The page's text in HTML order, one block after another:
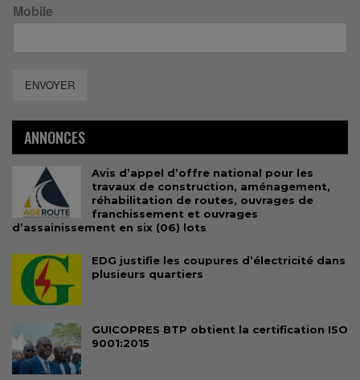
Mobile
ENVOYER
ANNONCES
Avis d’appel d’offre national pour les
travaux de construction, aménagement,
réhabilitation de routes, ouvrages de
franchissement et ouvrages
d’assainissement en six (06) lots
EDG justifie les coupures d’électricité dans
plusieurs quartiers
GUICOPRES BTP obtient la certification ISO
9001:2015